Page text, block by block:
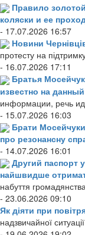
Правило
коляски и ее
- 17.07.2026 16:57
Новини
протесту на
- 16.07.2026 17:11
Братья
известно на
информации, речь
- 15.07.2026 16:03
Брати
про резонансну
- 14.07.2026 16:01
Другий паспорт
найшвидше
набуття
- 23.06.2026 09:10
Як діяти при
надзвичайної